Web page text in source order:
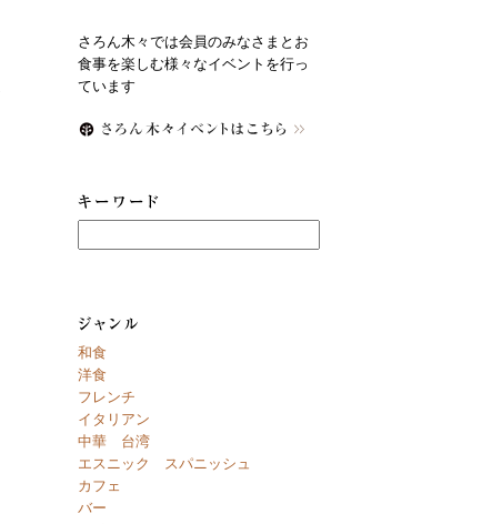
さろん木々では会員のみなさまとお
食事を楽しむ様々なイベントを行っ
ています
和食
洋食
フレンチ
イタリアン
中華 台湾
エスニック スパニッシュ
カフェ
バー